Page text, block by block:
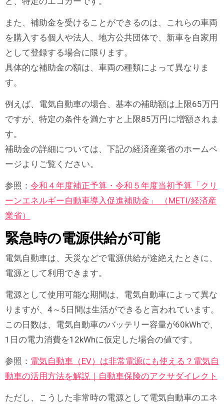
また、補助金を受けることができるのは、これらの車両
を購入する個人や法人、地方公共団体で、新車を自家用
として登録する場合に限ります。
具体的な補助金の額は、車両の種類によって異なりま
す。
例えば、電気自動車の場合、基本の補助額は上限65万円
ですが、特定の条件を満たすと上限85万円に増額されま
す。
補助金の詳細については、下記の経済産業省のホームペ
ージよりご覧ください。
参照： 令和４年度補正予算・令和５年度当初予算「クリ
ーンエネルギー自動車導入促進補助金」 （METI/経済産
業省）
緊急時の電源供給が可能
電気自動車は、天災などで電源供給が途絶えたときに、
電源として利用できます。
電源として使用可能な期間は、電気自動車によって異な
りますが、4～5日間は生活ができると言われています。
この日数は、電気自動車のバッテリー容量が60kWhで、
1日の電力消費を12kWhに仮定した場合の値です。
参照： 電気自動車（EV）は非常電源にも使える？電気自
動車の活用方法を解説｜自動車保険のアクサダイレクト
ただし、こうした非常時の電源として電気自動車のエネ